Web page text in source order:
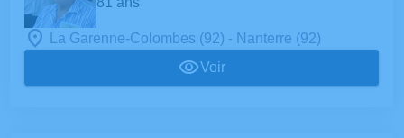
La Garenne-Colombes (92) - Nanterre (92)
Voir